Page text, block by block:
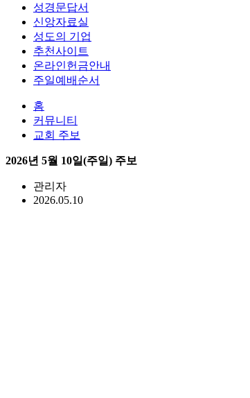
성경문답서
신앙자료실
성도의 기업
추천사이트
온라인헌금안내
주일예배순서
홈
커뮤니티
교회 주보
2026년 5월 10일(주일) 주보
관리자
2026.05.10